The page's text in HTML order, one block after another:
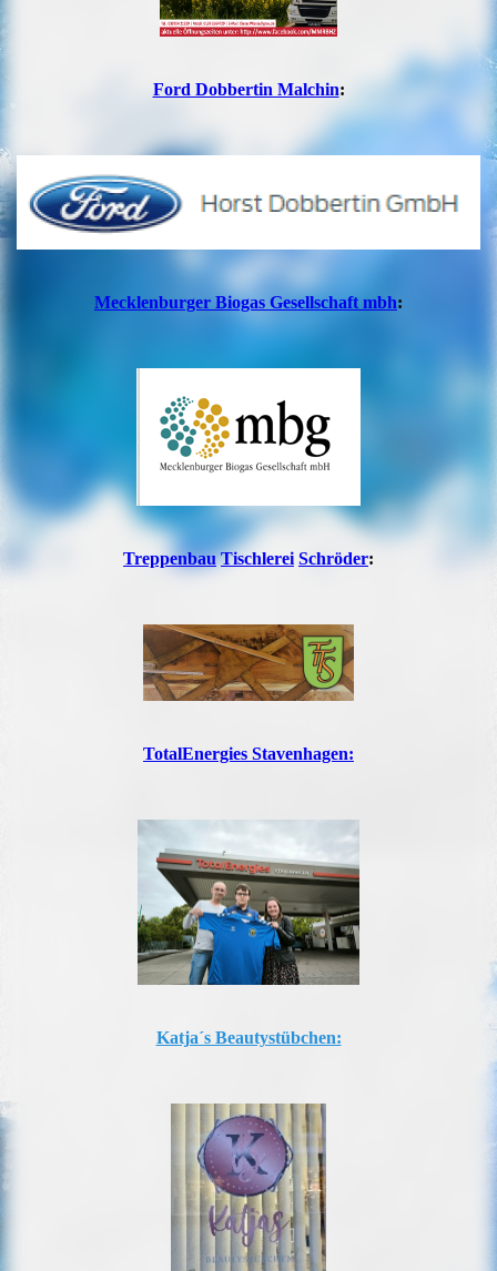
Ford Dobbertin Malchin:
Mecklenburger Biogas Gesellschaft mbh:
Treppenbau Tischlerei Schröder:
TotalEnergies Stavenhagen:
Katja´s Beautystübchen: